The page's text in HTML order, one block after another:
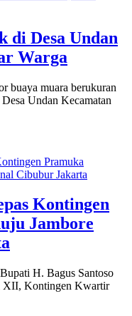
di Desa Undan
Warga
buaya muara berukuran
Undan Kecamatan
Kontingen
Jambore
H. Bagus Santoso
XII, Kontingen Kwartir